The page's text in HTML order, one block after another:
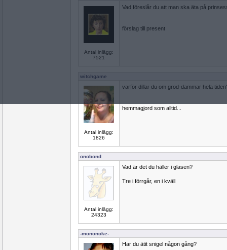
Antal inlägg:
7521
Vad föreslår du att man ska äta på
förslag till present
witchgame
Antal inlägg:
1826
varför dillar du om grod-dammar hela
hemmagjord som alltid...
onobond
Antal inlägg:
24323
Vad är det du häller i glasen?
Tre i förrgår, en i kväll
-mononoke-
Har du ätit snigel någon gång?